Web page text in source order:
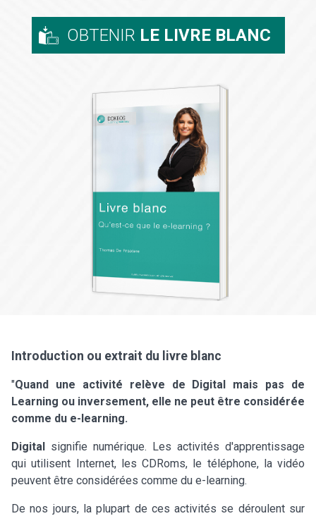
OBTENIR LE LIVRE BLANC
Introduction ou extrait du livre blanc
"Quand une activité relève de Digital mais pas de
Learning ou inversement, elle ne peut être considérée
comme du e-learning.
Digital signifie numérique. Les activités d'apprentissage
qui utilisent Internet, les CDRoms, le téléphone, la vidéo
peuvent être considérées comme du e-learning.
De nos jours, la plupart de ces activités se déroulent sur